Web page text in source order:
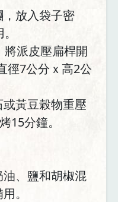
放入袋子密
派皮壓扁桿開
徑7公分ｘ高2公
黃豆榖物重壓
15分鐘。
、鹽和胡椒混
。